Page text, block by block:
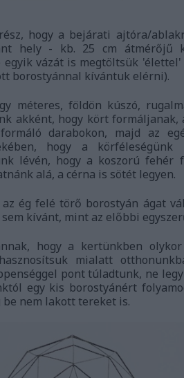
hogy a bejárati ajtóra/
hely - kb. 25 cm átmérőjű
egyik vázát is megtöltsük
borostyánnal kívántuk elérni).
méteres, földön kúszó,
akként, hogy kört formáljanak,
darabokon, majd az
hogy a
lévén, hogy a koszorú fehér
alá, a cérna is sötét legyen.
ég felé törő borostyán ágat
kívánt, mint az előbbi
hogy a kertünkben
mialatt
pont túladtunk, ne
egy kis borostyánért
nem lakott tereket is.